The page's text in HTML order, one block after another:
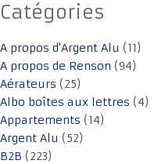
Catégories
A propos d'Argent Alu (11)
A propos de Renson (94)
Aérateurs (25)
Albo boîtes aux lettres (4)
Appartements (14)
Argent Alu (52)
B2B (223)